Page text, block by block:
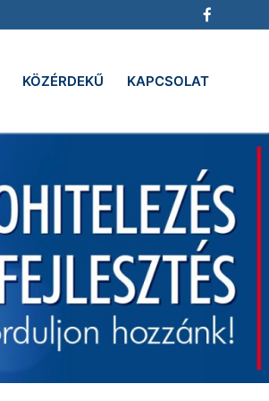
KÖZÉRDEKŰ KAPCSOLAT